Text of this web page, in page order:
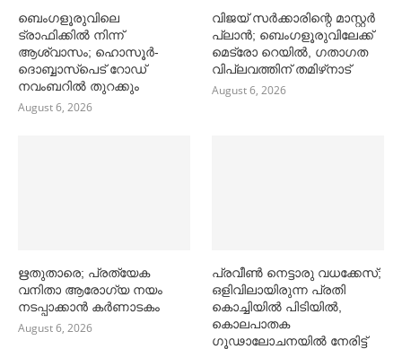
ബെംഗളൂരുവിലെ
ട്രാഫിക്കില്‍ നിന്ന്
ആശ്വാസം; ഹൊസൂര്‍-
ദൊബ്ബാസ്പെട് റോഡ്
നവംബറില്‍ തുറക്കും
August 6, 2026
വിജയ് സര്‍ക്കാരിന്റെ മാസ്റ്റര്‍
പ്ലാന്‍; ബെംഗളൂരുവിലേക്ക്
മെട്രോ റെയില്‍, ഗതാഗത
വിപ്ലവത്തിന് തമിഴ്‌നാട്
August 6, 2026
ഋതുതാരെ; പ്രത്യേക
വനിതാ ആരോഗ്യ നയം
നടപ്പാക്കാൻ കര്‍ണാടകം
August 6, 2026
പ്രവീൺ നെട്ടാരു വധക്കേസ്;
ഒളിവിലായിരുന്ന പ്രതി
കൊച്ചിയിൽ പിടിയിൽ,
കൊലപാതക
ഗൂഢാലോചനയിൽ നേരിട്ട്